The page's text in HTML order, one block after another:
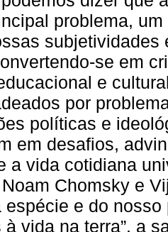
problema,
subjetividades
se em
e
por
políticas e
em desafios,
a vida cotidiana
Chomsky e
espécie e do
à vida na terra”, a